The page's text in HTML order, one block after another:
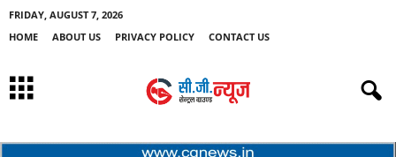
FRIDAY, AUGUST 7, 2026
HOME
ABOUT US PRIVACY POLICY CONTACT US